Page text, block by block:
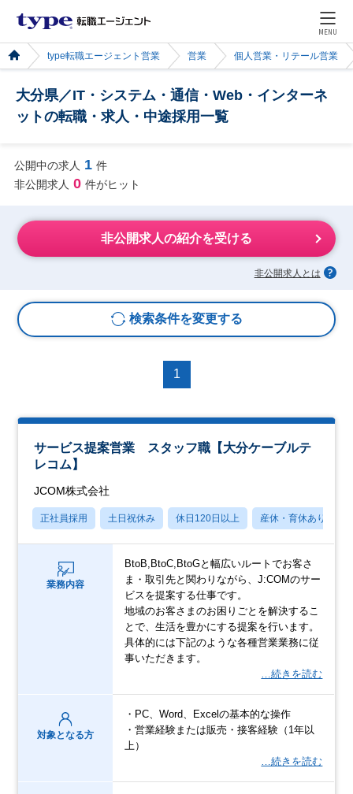
MENU
type転職エージェント営業 営業 個人営業・リテール営業
大分県／IT・システム・通信・Web・インターネ
ットの転職・求人・中途採用一覧
公開中の求人 1 件
非公開求人 0 件がヒット
非公開求人の紹介を受ける
非公開求人とは
検索条件を変更する
1
サービス提案営業 スタッフ職【大分ケーブルテ
レコム】
JCOM株式会社
正社員採用 土日祝休み 休日120日以上 産休・育休あり
業務内容
BtoB,BtoC,BtoGと幅広いルートでお客さ
ま・取引先と関わりながら、J:COMのサー
ビスを提案する仕事です。
地域のお客さまのお困りごとを解決するこ
とで、生活を豊かにする提案を行います。
具体的には下記のような各種営業業務に従
事いただきます。
…続きを読む
対象となる方
・PC、Word、Excelの基本的な操作
・営業経験または販売・接客経験（1年以
上）
…続きを読む